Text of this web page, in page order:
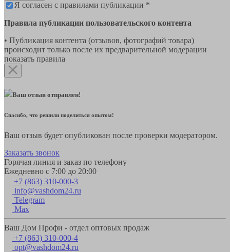
Я согласен с правилами публикации *
Правила публикации пользовательского контента
• Публикация контента (отзывов, фотографий товара)
происходит только после их предварительной модерации
показать правила
Ваш отзыв отправлен!
Спасибо, что решили поделиться опытом!
Ваш отзыв будет опубликован после проверки модератором.
Заказать звонок
Горячая линия и заказ по телефону
Ежедневно с 7:00 до 20:00
+7 (863) 310-000-3
info@vashdom24.ru
Telegram
Max
Ваш Дом Профи - отдел оптовых продаж
+7 (863) 310-000-4
opt@vashdom24.ru